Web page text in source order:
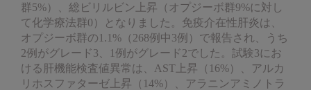
群5%）、総ビリルビン上昇（オプジーボ群9%に対し
て化学療法群0）となりました。免疫介在性肝炎は、
オプジーボ群の1.1%（268例中3例）で報告され、うち
2例がグレード3、1例がグレード2でした。試験3にお
ける肝機能検査値異常は、AST上昇（16%）、アルカ
リホスファターゼ上昇（14%）、アラニンアミノトラ